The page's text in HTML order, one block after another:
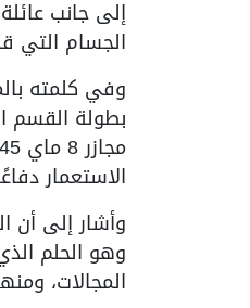
إلى جانب
الجسام التي
وفي كلمته
بطولة القسم
الاستعمار
وأشار إلى أن
وهو الحلم
المجالات،